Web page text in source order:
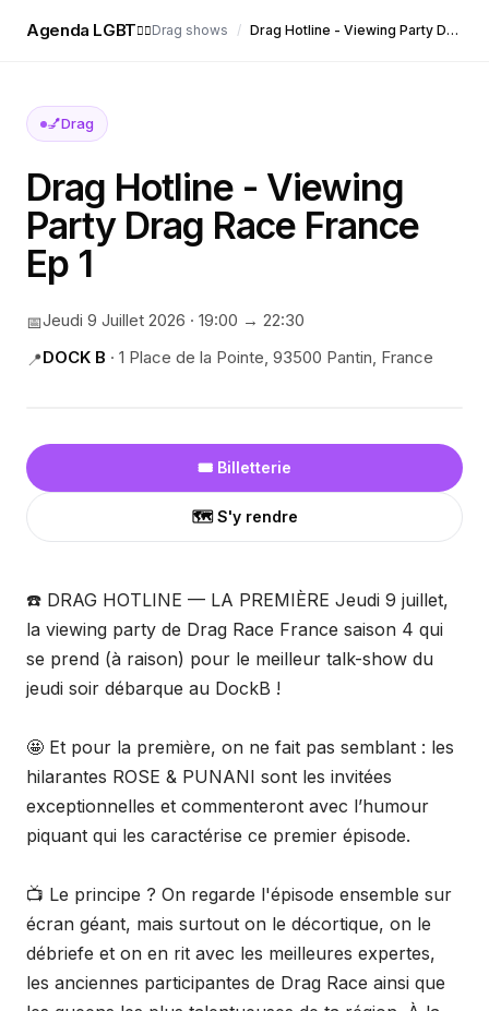
Agenda LGBT🏳️‍🌈Drag shows / Drag Hotline - Viewing Party Drag Race France Ep 1
💅Drag
Drag Hotline - Viewing
Party Drag Race France
Ep 1
📅Jeudi 9 Juillet 2026 · 19:00 → 22:30
📍DOCK B · 1 Place de la Pointe, 93500 Pantin, France
🎟️ Billetterie
🗺️ S'y rendre
☎️ DRAG HOTLINE — LA PREMIÈRE Jeudi 9 juillet,
la viewing party de Drag Race France saison 4 qui
se prend (à raison) pour le meilleur talk-show du
jeudi soir débarque au DockB !
🤩 Et pour la première, on ne fait pas semblant : les
hilarantes ROSE & PUNANI sont les invitées
exceptionnelles et commenteront avec l’humour
piquant qui les caractérise ce premier épisode.
📺 Le principe ? On regarde l'épisode ensemble sur
écran géant, mais surtout on le décortique, on le
débriefe et on en rit avec les meilleures expertes,
les anciennes participantes de Drag Race ainsi que